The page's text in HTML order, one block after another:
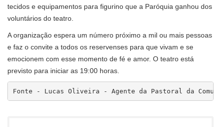
tecidos e equipamentos para figurino que a Paróquia ganhou dos
voluntários do teatro.
A organização espera um número próximo a mil ou mais pessoas
e faz o convite a todos os reservenses para que vivam e se
emocionem com esse momento de fé e amor. O teatro está
previsto para iniciar as 19:00 horas.
Fonte - Lucas Oliveira - Agente da Pastoral da